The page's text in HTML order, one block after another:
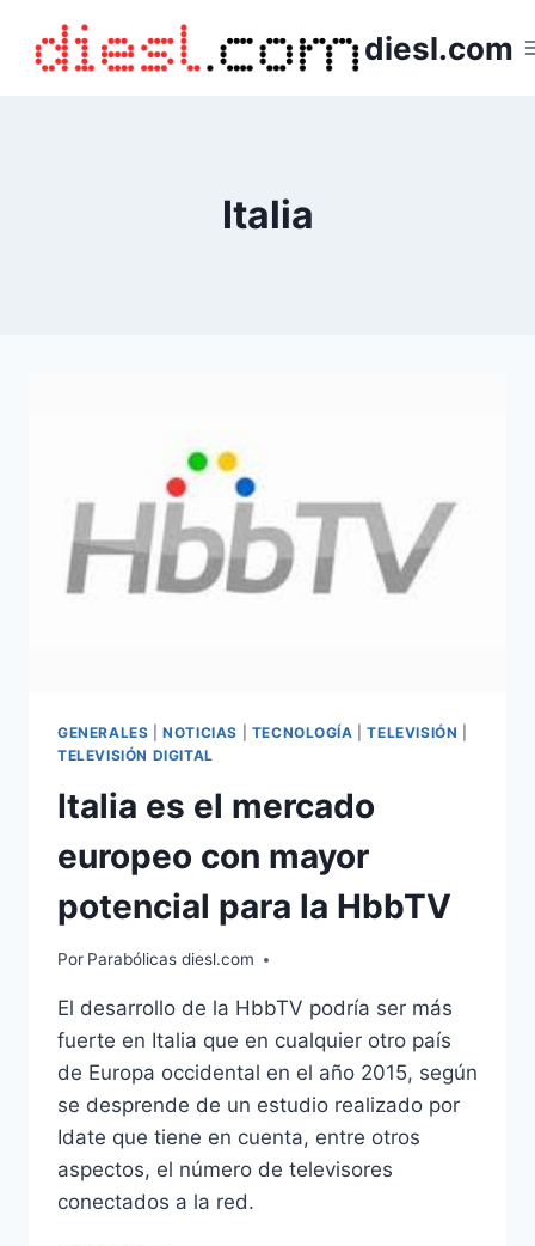
contenido
diesl.com
Italia
GENERALES |NOTICIAS TECNOLOGÍA |TELEVISIÓN
TELEVISIÓN DIGITAL
Italia es el mercado
europeo con mayor
potencial para la HbbTV
Por Parabólicas diesl.com
El desarrollo de la HbbTV podría ser más
fuerte en Italia que en cualquier otro país
de Europa occidental en el año 2015, según
se desprende de un estudio realizado por
Idate que tiene en cuenta, entre otros
aspectos, el número de televisores
conectados a la red.